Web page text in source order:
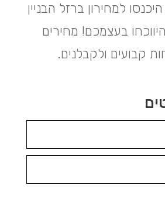
למחירון ברזל הבניין
בעצמכם! מחירים
קבועים ולקבלנים.